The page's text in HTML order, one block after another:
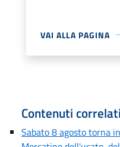
VAI ALLA PAGINA
Contenuti correlati
Sabato 8 agosto torna